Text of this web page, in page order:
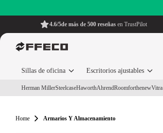
4.6/5de más de 500 reseñasen TrustPilot
Sillas de oficina Escritorios ajustables
Herman MillerSteelcaseHaworthAhrendRoomforthenewVitra
Home Armarios Y Almacenamiento